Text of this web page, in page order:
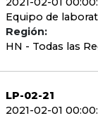
Equipo de
Región:
HN - Todas las
LP-02-21
2021-02-01